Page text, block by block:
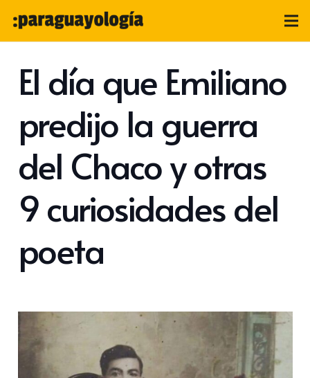
El día que Emiliano
predijo la guerra
del Chaco y otras
9 curiosidades del
poeta